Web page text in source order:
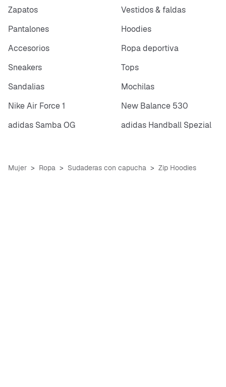
Zapatos
Vestidos & faldas
Pantalones
Hoodies
Accesorios
Ropa deportiva
Sneakers
Tops
Sandalias
Mochilas
Nike Air Force 1
New Balance 530
adidas Samba OG
adidas Handball Spezial
Mujer Ropa Sudaderas con capucha Zip Hoodies